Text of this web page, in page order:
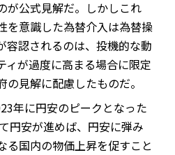
が公式見解だ。しかしこれ
を意識した為替介入は為替操
容認されるのは、投機的な動
ィが過度に高まる場合に限定
見解に配慮したものだ。
年に円安のピークとなった
円安が進めば、円安に弾み
る国内の物価上昇を促すこと